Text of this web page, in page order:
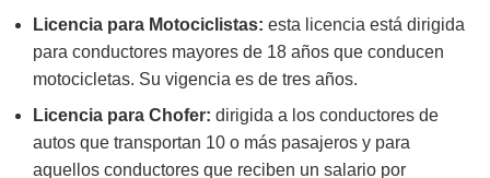
Licencia para Motociclistas: esta licencia está dirigida
para conductores mayores de 18 años que conducen
motocicletas. Su vigencia es de tres años.
Licencia para Chofer: dirigida a los conductores de
autos que transportan 10 o más pasajeros y para
aquellos conductores que reciben un salario por